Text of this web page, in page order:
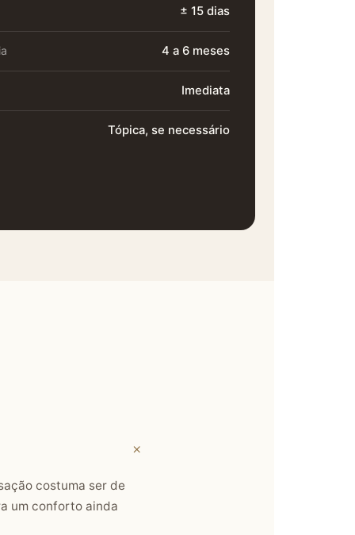
± 15 dias
4 a 6 meses
Imediata
Tópica, se necessário
costuma ser de
um conforto ainda